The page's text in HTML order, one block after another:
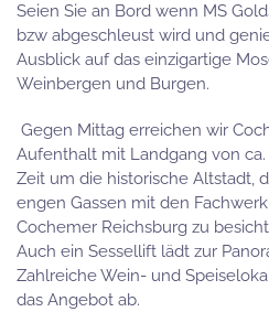
Seien Sie an Bord wenn MS
bzw abgeschleust wird und
Ausblick auf das einzigartige
Weinbergen und Burgen.
Gegen Mittag erreichen wir
Aufenthalt mit Landgang von
Zeit um die historische Altstadt,
engen Gassen mit den
Cochemer Reichsburg zu
Auch ein Sessellift lädt zur
Zahlreiche Wein- und
das Angebot ab.